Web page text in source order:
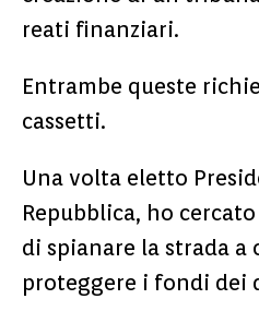
reati finanziari.
Entrambe queste
cassetti.
Una volta eletto
Repubblica, ho
di spianare la strada
proteggere i fondi dei